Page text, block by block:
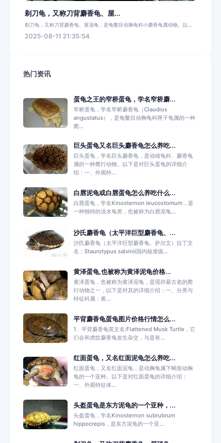
剃刀龟，又称刀背麝香龟、屋...
剃刀龟，又称刀背麝香龟、屋顶龟，是龟鳖目动胸龟科小麝香龟属动物。以...
2025-08-11 21:35:54
热门资讯
蛋龟之王的窄桥蛋龟，学名窄桥麝...
窄桥蛋龟，学名窄桥麝香龟（Claudius
angustatus），是龟鳖目动胸龟科匣子龟属的一种
爬...
巨头蛋龟又名巨头麝香龟怎么养吃...
巨头蛋龟，学名巨头麝香龟，是动雄龟科、麝香龟
属的一种爬行动物。以下是对巨头蛋龟的详细介
绍：一、外观特...
白唇泥龟或白唇蛋龟怎么养吃什么...
白唇蛋龟，学名Kinosternon leucostomum，是
一种独特的淡水龟类，也被称为白唇泥龟...
沙氏麝香龟（太平洋巨型麝香龟、...
沙氏麝香龟（太平洋巨型麝香龟、萨尔文）拉丁文
名：Staurotypus salvinii国内核准级...
黄泽蛋龟,也被称为黄泽泥龟价格...
黄泽蛋龟，也被称为黄泽泥龟，是现存最古老的爬
行动物之一，以下是对其的详细介绍：一、分类与
特征科属：黄...
平背麝香龟蛋龟图片价格行情怎么...
1、平背麝香龟英文名:Flattened Musk Turtle，它
们会和虎纹麝香龟发生杂交，与是有...
红面蛋龟，又名红面泥龟怎么养吃...
红面蛋龟，又名红面泥龟，是动胸龟属下蝎形动胸
龟的一个亚种。以下是对红面蛋龟的详细介绍：
一、外观特征体...
头盔蛋龟是东方泥龟的一个亚种，...
头盔蛋龟，学名Kinosternon subrubrum
hippocrepis，是东方泥龟的一个亚...